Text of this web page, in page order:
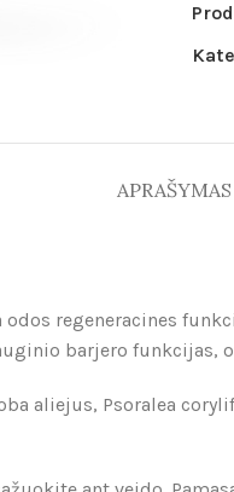
APRAŠYMAS
regeneracines
barjero funkcijas,
aliejus, Psoralea